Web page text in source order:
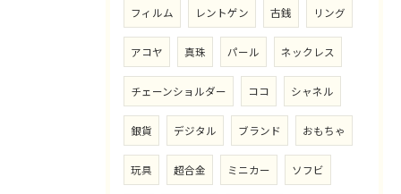
フィルム レントゲン 古銭 リング
アコヤ 真珠 パール ネックレス
チェーンショルダー ココ シャネル
銀貨 デジタル ブランド おもちゃ
玩具 超合金 ミニカー ソフビ